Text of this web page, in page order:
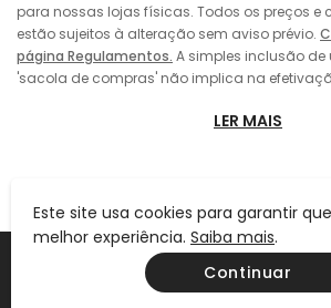
para nossas lojas físicas. Todos os preços e
estão sujeitos à alteração sem aviso prévio.
página Regulamentos. A simples inclusão
'sacola de compras' não implica na
da 'finalização' da compra pelo consumidor,
estando o mesmo sujeito a eventual término
imagens dos produtos, roupas e acessórios
ilustrativas. As cores dos produtos podem
às configurações de vídeo de seu
LER MAIS
Ind. E Com. De Calçados Fascar Ltda | CNPJ:
105.877.541.113 | Rua Frei Caneca, 553 -
Este site usa cookies para garantir
melhor experiência. Saiba mais.
Continuar